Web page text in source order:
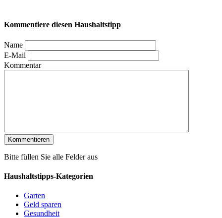
Kommentiere diesen Haushaltstipp
Name
E-Mail
Kommentar
Bitte füllen Sie alle Felder aus
Haushaltstipps-Kategorien
Garten
Geld sparen
Gesundheit